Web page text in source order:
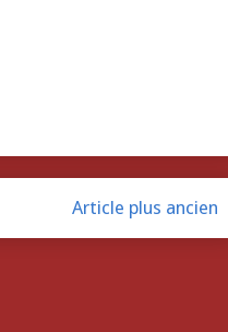
Article plus ancien